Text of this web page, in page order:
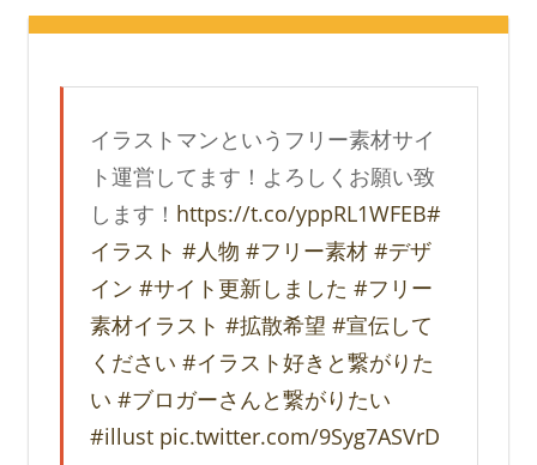
イラストマンというフリー素材サイ
ト運営してます！よろしくお願い致
します！ https://t.co/yppRL1WFEB#
イラスト #人物 #フリー素材 #デザ
イン #サイト更新しました #フリー
素材イラスト #拡散希望 #宣伝して
ください #イラスト好きと繋がりた
い #ブロガーさんと繋がりたい
#illust pic.twitter.com/9Syg7ASVrD